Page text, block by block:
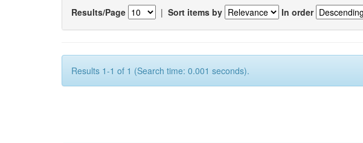
Results/Page | Sort items by In order
Results 1-1 of 1 (Search time: 0.001 seconds).